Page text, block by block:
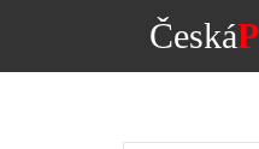
Česká